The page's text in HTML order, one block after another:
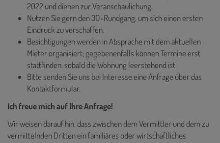
2022 und dienen zur Veranschaulichung.
Nutzen Sie gern den 3D-Rundgang, um sich einen ersten
Eindruck zu verschaffen.
Besichtigungen werden in Absprache mit dem aktuellen
Mieter organisiert; gegebenenfalls können Termine erst
stattfinden, sobald die Wohnung leerstehend ist.
Bitte senden Sie uns bei Interesse eine Anfrage über das
Kontaktformular.
Ich freue mich auf Ihre Anfrage!
Wir weisen darauf hin, dass zwischen dem Vermittler und dem zu
vermittelnden Dritten ein familiäres oder wirtschaftliches